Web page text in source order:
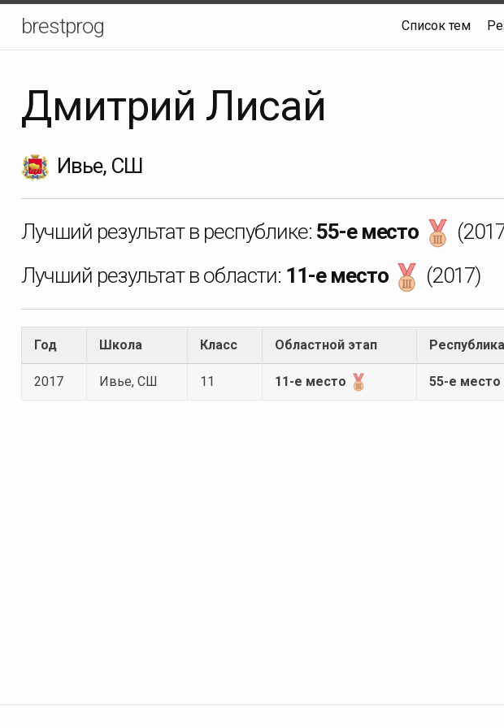
brestprog Список тем
Дмитрий Лисай
Ивье, СШ
Лучший результат в республике: 55-е место
Лучший результат в области: 11-е место (2017)
Год Школа Класс Областной этап
2017 Ивье, СШ 11 11-е место 55-е место